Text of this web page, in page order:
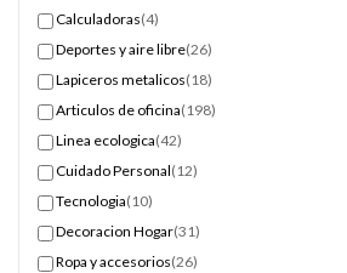
Calculadoras(4)
Deportes y aire libre(26)
Lapiceros metalicos(18)
Articulos de oficina(198)
Linea ecologica(42)
Cuidado Personal(12)
Tecnologia(10)
Decoracion Hogar(31)
Ropa y accesorios(26)